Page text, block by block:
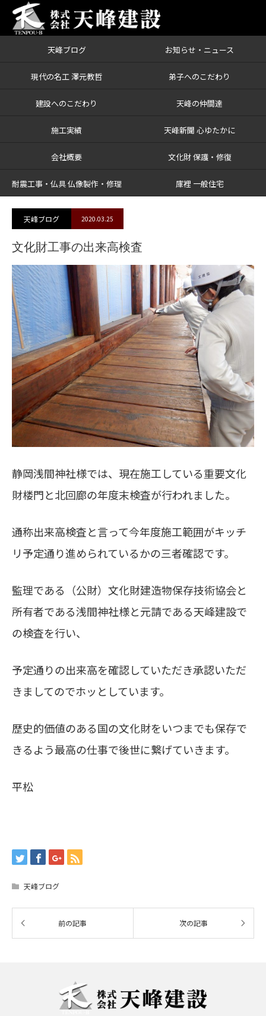
天峰ブログ お知らせ・ニュース
現代の名工 澤元教哲 弟子へのこだわり
建設へのこだわり 天峰の仲間達
施工実績 天峰新聞 心ゆたかに
会社概要 文化財 保護・修復
耐震工事・仏具 仏像製作・修理 庫裡 一般住宅
ブログ 文化財工事の出来高検査
天峰ブログ 2020.03.25
文化財工事の出来高検査
静岡浅間神社様では、現在施工している重要文化
財楼門と北回廊の年度末検査が行われました。
通称出来高検査と言って今年度施工範囲がキッチ
リ予定通り進められているかの三者確認です。
監理である（公財）文化財建造物保存技術協会と
所有者である浅間神社様と元請である天峰建設で
の検査を行い、
予定通りの出来高を確認していただき承認いただ
きましてのでホッとしています。
歴史的価値のある国の文化財をいつまでも保存で
きるよう最高の仕事で後世に繋げていきます。
平松
天峰ブログ